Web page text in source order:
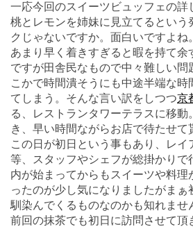
一応今回のスイーツビュッフェの詳
桃とレモンを姉妹に見立てるという
クじゃないですか。面白いですよね。
あまり早く着きすぎると暇を持て余
ですが田舎民なもので中々難しい問
こかで時間潰そうにも中途半端な時
てしまう。そんな言い訳をしつつ京
る、レストランタワーテラスに移動
き、早い時間ながらお店で待たせて
この日が初日という事もあり、レ
等、スタッフやシェフが総掛かりで
内が始まってからもスイーツや料理
ったのが少し気になりましたがまぁ
馴染んでくるものなのかも知れませ
前回の抹茶でも初日に訪問させて頂